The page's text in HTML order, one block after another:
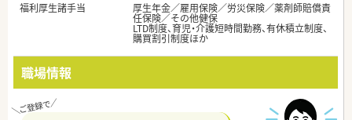
福利厚生諸手当
厚生年金／雇用保険／労災保険／薬剤師賠償責
任保険／その他健保
LTD制度、育児・介護短時間勤務、有休積立制度、
購買割引制度ほか
職場情報